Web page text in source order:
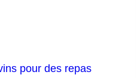
pour des repas